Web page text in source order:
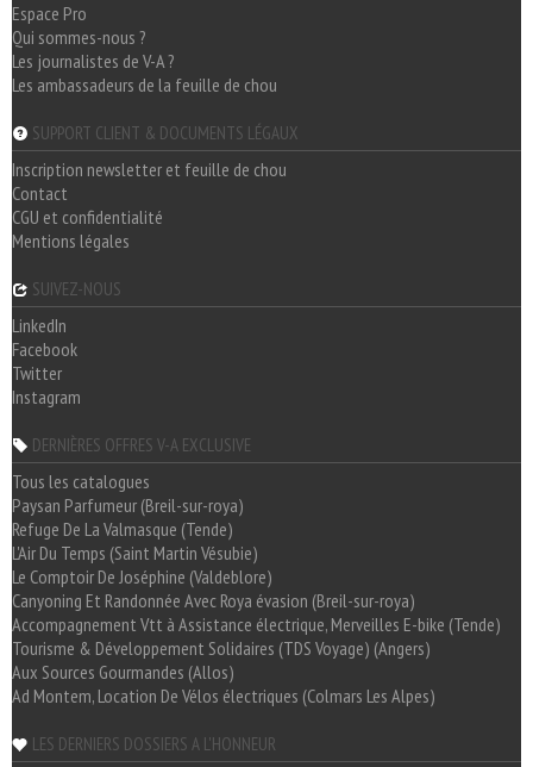
Espace Pro
Qui sommes-nous ?
Les journalistes de V-A ?
Les ambassadeurs de la feuille de chou
SUPPORT CLIENT & DOCUMENTS LÉGAUX
Inscription newsletter et feuille de chou
Contact
CGU et confidentialité
Mentions légales
SUIVEZ-NOUS
LinkedIn
Facebook
Twitter
Instagram
DERNIÈRES OFFRES V-A EXCLUSIVE
Tous les catalogues
Paysan Parfumeur (Breil-sur-roya)
Refuge De La Valmasque (Tende)
L'Air Du Temps (Saint Martin Vésubie)
Le Comptoir De Joséphine (Valdeblore)
Canyoning Et Randonnée Avec Roya évasion (Breil-sur-roya)
Accompagnement Vtt à Assistance électrique, Merveilles E-bike (Tende)
Tourisme & Développement Solidaires (TDS Voyage) (Angers)
Aux Sources Gourmandes (Allos)
Ad Montem, Location De Vélos électriques (Colmars Les Alpes)
LES DERNIERS DOSSIERS A L'HONNEUR